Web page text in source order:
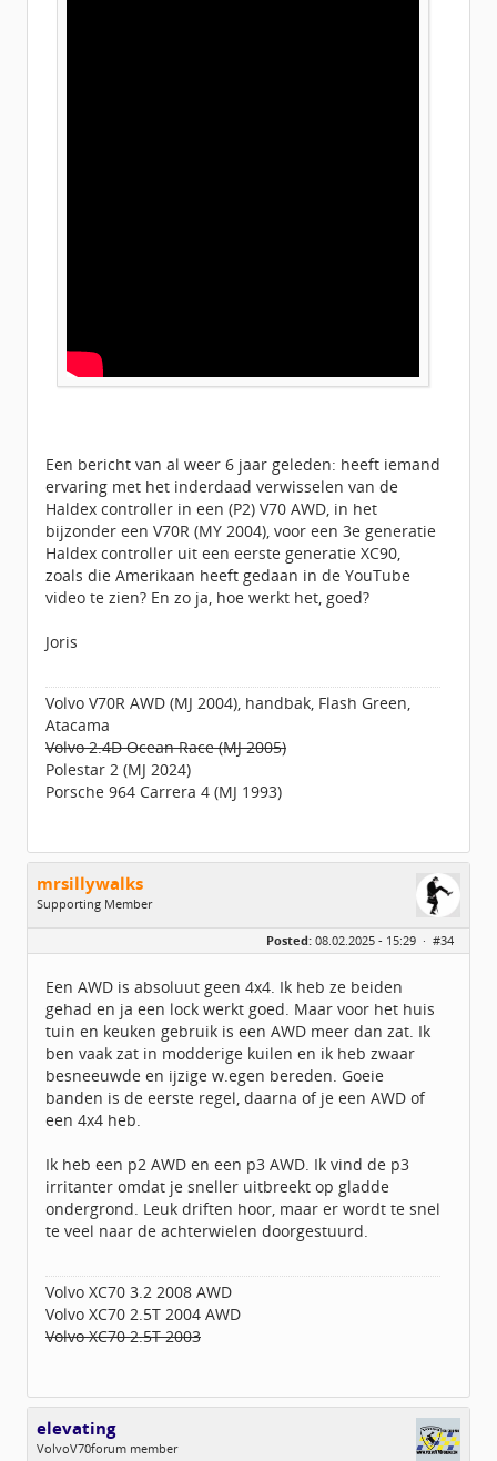
Een bericht van al weer 6 jaar geleden: heeft iemand
ervaring met het inderdaad verwisselen van de
Haldex controller in een (P2) V70 AWD, in het
bijzonder een V70R (MY 2004), voor een 3e generatie
Haldex controller uit een eerste generatie XC90,
zoals die Amerikaan heeft gedaan in de YouTube
video te zien? En zo ja, hoe werkt het, goed?
Joris
Volvo V70R AWD (MJ 2004), handbak, Flash Green,
Atacama
Volvo 2.4D Ocean Race (MJ 2005)
Polestar 2 (MJ 2024)
Porsche 964 Carrera 4 (MJ 1993)
mrsillywalks
Supporting Member
Geregistreerd:08 / 2016
Posted: 08.02.2025 - 15:29 · #34
Een AWD is absoluut geen 4x4. Ik heb ze beiden
gehad en ja een lock werkt goed. Maar voor het huis
tuin en keuken gebruik is een AWD meer dan zat. Ik
ben vaak zat in modderige kuilen en ik heb zwaar
besneeuwde en ijzige w.egen bereden. Goeie
banden is de eerste regel, daarna of je een AWD of
een 4x4 heb.
Ik heb een p2 AWD en een p3 AWD. Ik vind de p3
irritanter omdat je sneller uitbreekt op gladde
ondergrond. Leuk driften hoor, maar er wordt te snel
te veel naar de achterwielen doorgestuurd.
Volvo XC70 3.2 2008 AWD
Volvo XC70 2.5T 2004 AWD
Volvo XC70 2.5T 2003
elevating
VolvoV70forum member